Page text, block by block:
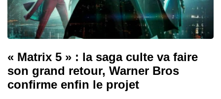
« Matrix 5 » : la saga culte va faire
son grand retour, Warner Bros
confirme enfin le projet